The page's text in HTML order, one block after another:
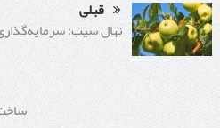
قبلی
نهال سیب: